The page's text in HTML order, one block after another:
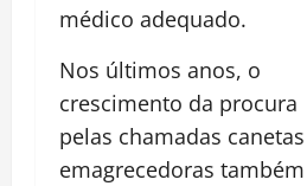
médico adequado.
Nos últimos anos, o
crescimento da procura
pelas chamadas canetas
emagrecedoras também